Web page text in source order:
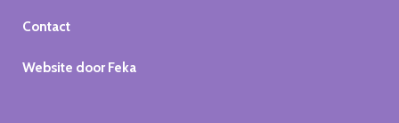
Contact
Website door Feka